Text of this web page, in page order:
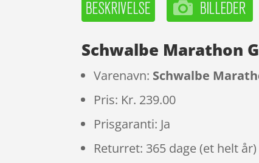
Schwalbe Marathon
Varenavn: Schwalbe
Pris: Kr. 239.00
Prisgaranti: Ja
Returret: 365 dage (et helt år)